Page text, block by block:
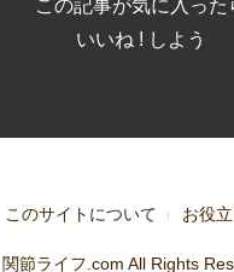
この記事が気に入った
いいね ! しよう
このサイトについて お役
関節ライフ.com All Rights